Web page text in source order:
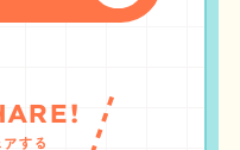
する